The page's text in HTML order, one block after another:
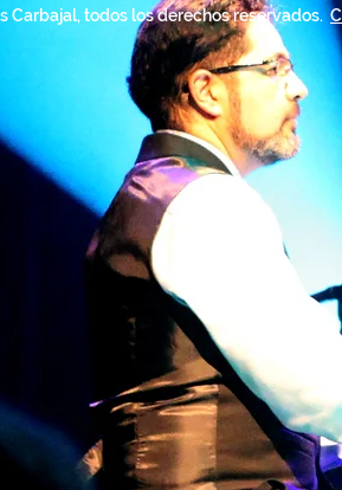
Carbajal, todos los derechos reservados.